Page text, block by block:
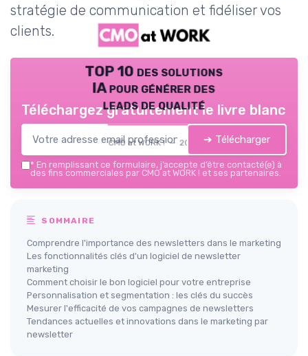
stratégie de communication et fidéliser vos
clients.
TOP 10 des solutions
IA pour générer des
leads de qualité
CMO at WORK ! — 2026
Téléchargez gratuitement le livre blanc
➔ Télécharger
* En remplissant ce formulaire, j’accepte d’être contacté(e) à
des fins commerciales par CMO at WORK ! et ses partenaires.
SOMMAIRE
Comprendre l'importance des newsletters dans le marketing
Les fonctionnalités clés d'un logiciel de newsletter
marketing
Comment choisir le bon logiciel pour votre entreprise
Personnalisation et segmentation : les clés du succès
Mesurer l'efficacité de vos campagnes de newsletters
Tendances actuelles et innovations dans le marketing par
newsletter